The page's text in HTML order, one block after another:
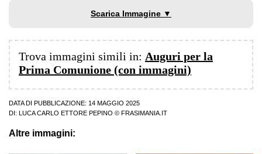
Scarica Immagine ▼
Trova immagini simili in: Auguri per la
Prima Comunione (con immagini)
DATA DI PUBBLICAZIONE: 14 MAGGIO 2025
DI:
LUCA CARLO ETTORE PEPINO © FRASIMANIA.IT
Altre immagini: